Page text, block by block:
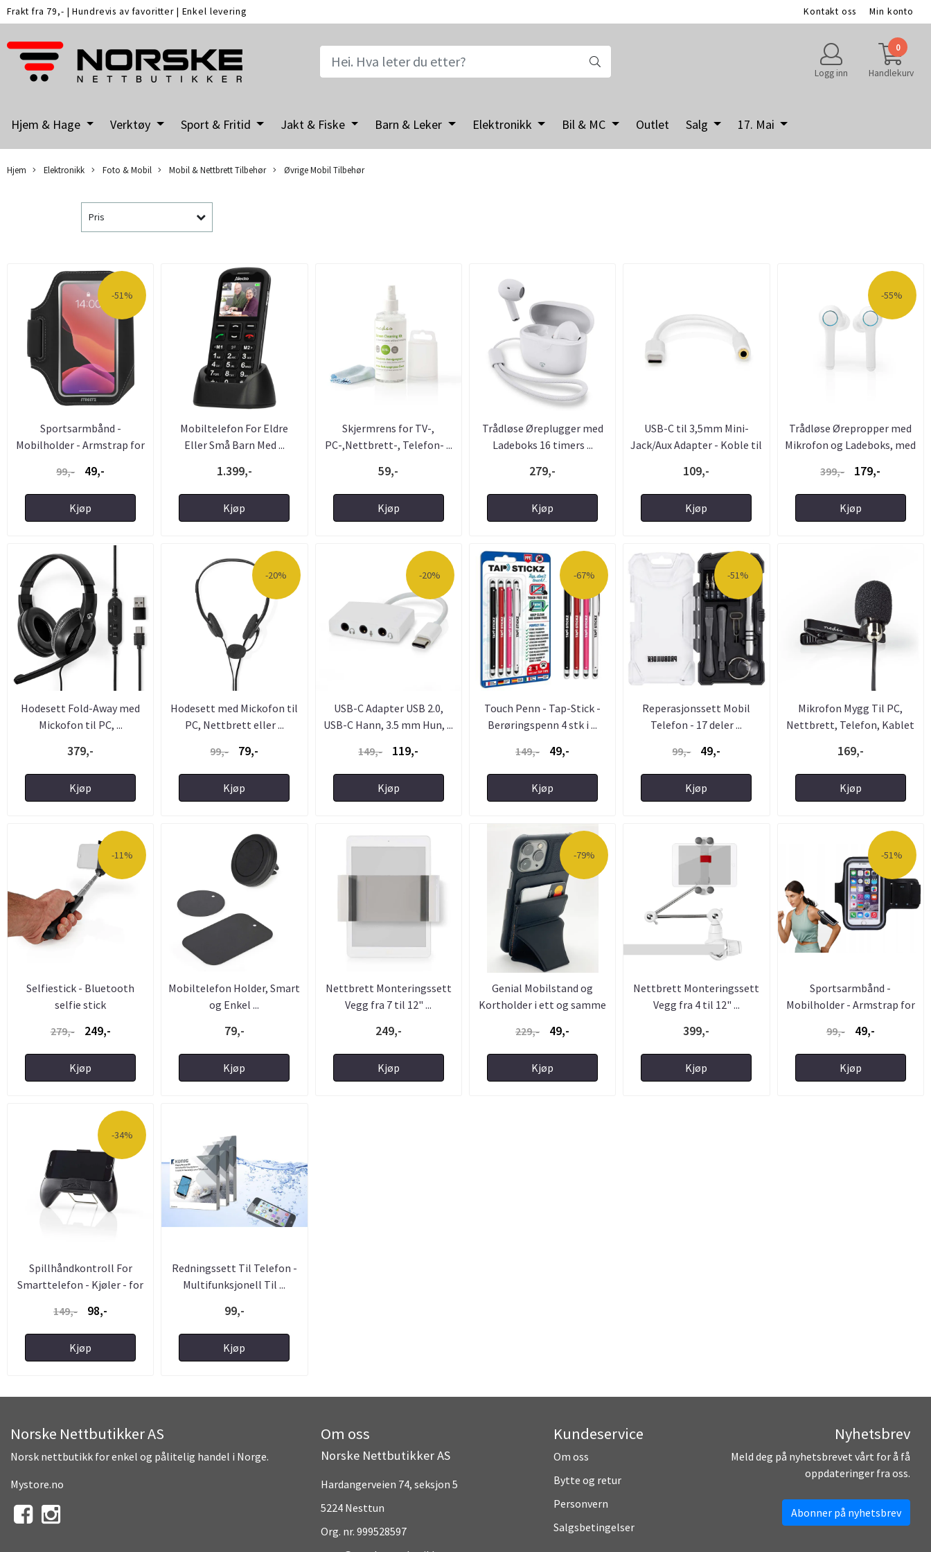
Frakt fra 79,- |Hundrevis av favoritter | Enkel levering Kontakt oss Min konto
Logg inn
0
Handlekurv
Hjem & Hage Verktøy Sport & Fritid Jakt & Fiske Barn & Leker Elektronikk Bil & MC Outlet Salg 17. Mai
Hjem Elektronikk Foto & Mobil Mobil & Nettbrett Tilbehør Øvrige Mobil Tilbehør
Pris
-51%
Sportsarmbånd -
Mobilholder - Armstrap for
99,- 49,-
Kjøp
Mobiltelefon For Eldre
Eller Små Barn Med ...
1.399,-
Kjøp
Skjermrens for TV-,
PC-,Nettbrett-, Telefon- ...
59,-
Kjøp
Trådløse Øreplugger med
Ladeboks 16 timers ...
279,-
Kjøp
USB-C til 3,5mm Mini-
Jack/Aux Adapter - Koble til
109,-
Kjøp
-55%
Trådløse Ørepropper med
Mikrofon og Ladeboks, med
399,- 179,-
Kjøp
Hodesett Fold-Away med
Mickofon til PC, ...
379,-
Kjøp
-20%
Hodesett med Mickofon til
PC, Nettbrett eller ...
99,-
79,-
Kjøp
-20%
USB-C Adapter USB 2.0,
USB-C Hann, 3.5 mm Hun, ...
149,-
119,-
Kjøp
-67%
Touch Penn - Tap-Stick -
Berøringspenn 4 stk i ...
149,-
49,-
Kjøp
-51%
Reperasjonssett Mobil
Telefon - 17 deler ...
99,-
49,-
Kjøp
Mikrofon Mygg Til PC,
Nettbrett, Telefon, Kablet
169,-
Kjøp
-11%
Selfiestick - Bluetooth
selfie stick
279,-
249,-
Kjøp
Mobiltelefon Holder, Smart
og Enkel ...
79,-
Kjøp
Nettbrett Monteringssett
Vegg fra 7 til 12" ...
249,-
Kjøp
-79%
Genial Mobilstand og
Kortholder i ett og samme
229,- 49,-
Kjøp
Nettbrett Monteringssett
Vegg fra 4 til 12" ...
399,-
Kjøp
-51%
Sportsarmbånd -
Mobilholder - Armstrap for
99,- 49,-
Kjøp
-34%
Spillhåndkontroll For
Smarttelefon - Kjøler - for
149,- 98,-
Kjøp
Redningssett Til Telefon -
Multifunksjonell Til ...
99,-
Kjøp
Norske Nettbutikker AS
Norsk nettbutikk for enkel og pålitelig handel i Norge.
Mystore.no
Om oss
Norske Nettbutikker AS
Hardangerveien 74, seksjon 5
5224 Nesttun
Org. nr. 999528597
Kundeservice
Om oss
Bytte og retur
Personvern
Salgsbetingelser
Nyhetsbrev
Meld deg på nyhetsbrevet vårt for å få
oppdateringer fra oss.
Abonner på nyhetsbrev